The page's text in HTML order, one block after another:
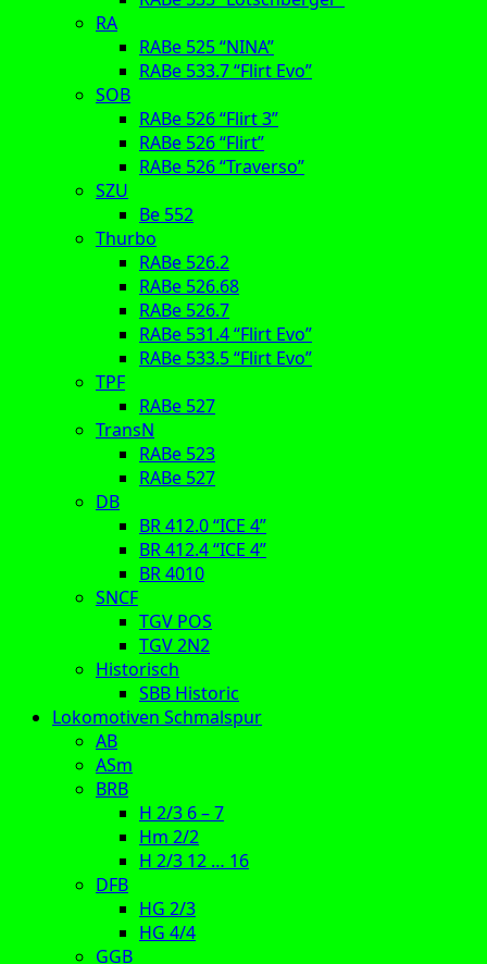
RA
RABe 525 “NINA”
RABe 533.7 “Flirt Evo”
SOB
RABe 526 “Flirt 3”
RABe 526 “Flirt”
RABe 526 “Traverso”
SZU
Be 552
Thurbo
RABe 526.2
RABe 526.68
RABe 526.7
RABe 531.4 “Flirt Evo”
RABe 533.5 “Flirt Evo”
TPF
RABe 527
TransN
RABe 523
RABe 527
DB
BR 412.0 “ICE 4”
BR 412.4 “ICE 4”
BR 4010
SNCF
TGV POS
TGV 2N2
Historisch
SBB Historic
Lokomotiven Schmalspur
AB
ASm
BRB
H 2/3 6 – 7
Hm 2/2
H 2/3 12 … 16
DFB
HG 2/3
HG 4/4
GGB